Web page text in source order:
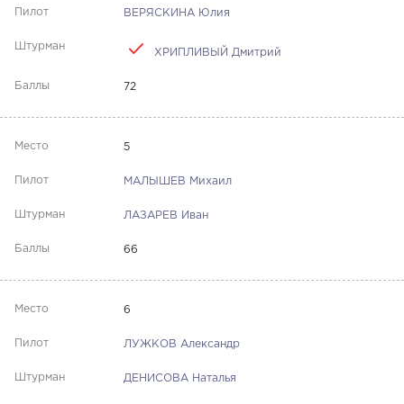
ВЕРЯСКИНА Юлия
ХРИПЛИВЫЙ Дмитрий
72
5
МАЛЫШЕВ Михаил
ЛАЗАРЕВ Иван
66
6
ЛУЖКОВ Александр
ДЕНИСОВА Наталья